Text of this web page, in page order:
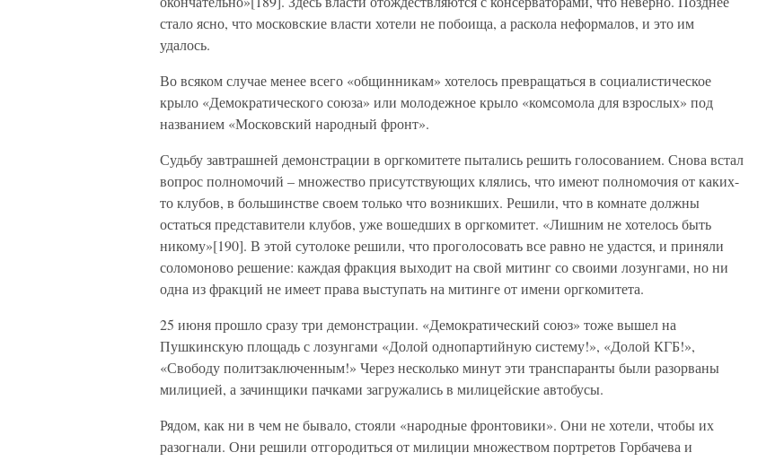
стало ясно, что московские власти хотели не побоища, а раскола неформалов, и это им
удалось.
Во всяком случае менее всего «общинникам» хотелось превращаться в социалистическое
крыло «Демократического союза» или молодежное крыло «комсомола для взрослых» под
названием «Московский народный фронт».
Судьбу завтрашней демонстрации в оргкомитете пытались решить голосованием. Снова встал
вопрос полномочий – множество присутствующих клялись, что имеют полномочия от каких-
то клубов, в большинстве своем только что возникших. Решили, что в комнате должны
остаться представители клубов, уже вошедших в оргкомитет. «Лишним не хотелось быть
никому»[190]. В этой сутолоке решили, что проголосовать все равно не удастся, и приняли
соломоново решение: каждая фракция выходит на свой митинг со своими лозунгами, но ни
одна из фракций не имеет права выступать на митинге от имени оргкомитета.
25 июня прошло сразу три демонстрации. «Демократический союз» тоже вышел на
Пушкинскую площадь с лозунгами «Долой однопартийную систему!», «Долой КГБ!»,
«Свободу политзаключенным!» Через несколько минут эти транспаранты были разорваны
милицией, а зачинщики пачками загружались в милицейские автобусы.
Рядом, как ни в чем не бывало, стояли «народные фронтовики». Они не хотели, чтобы их
разогнали. Они решили отгородиться от милиции множеством портретов Горбачева и